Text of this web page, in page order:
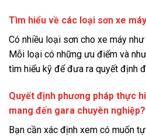
Tìm hiểu về các loại sơn xe
Có nhiều loại sơn cho xe máy
Mỗi loại có những ưu điểm và
tìm hiểu kỹ để đưa ra quyết định
Quyết định phương pháp thực
mang đến gara chuyên nghiệp?
Bạn cần xác định xem có muốn